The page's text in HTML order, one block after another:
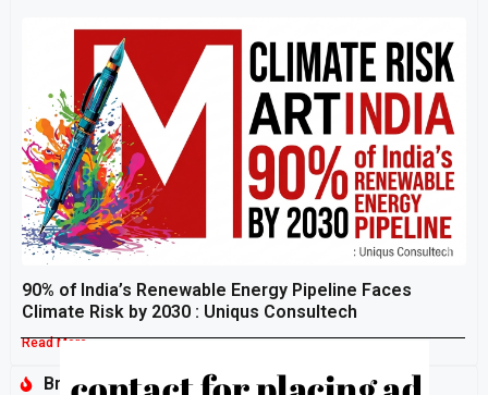
90% of India’s Renewable Energy Pipeline Faces
Climate Risk by 2030 : Uniqus Consultech
Read More »
Breaking